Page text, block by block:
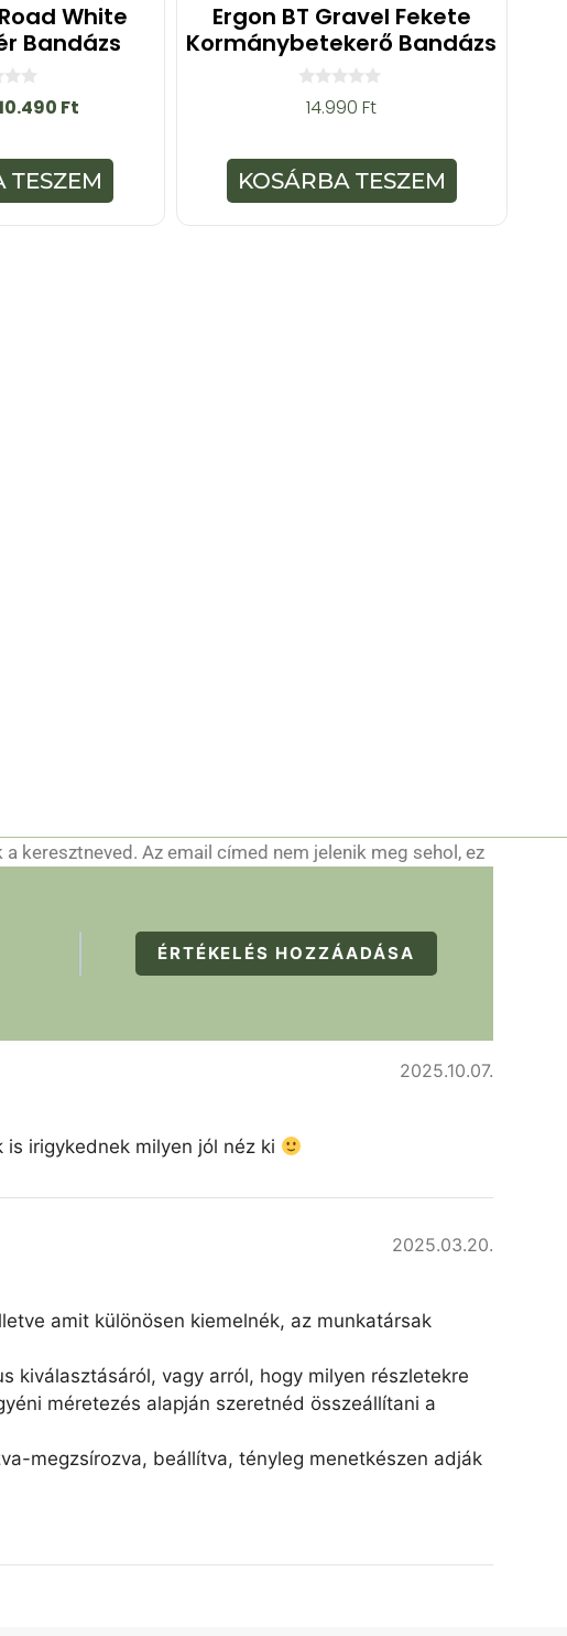
White
Bandázs
Ft
TESZEM
Ergon BT Gravel Fekete
Kormánybetekerő Bandázs
0
-
b
ő
l
14.990Ft
KOSÁRBA TESZEM
keresztneved. Az email címed nem jelenik meg sehol, ez
ÉRTÉKELÉS HOZZÁADÁSA
2025.10.07.
irigykednek milyen jól néz ki
2025.03.20.
amit különösen kiemelnék, az munkatársak
kiválasztásáról, vagy arról, hogy milyen részletekre
méretezés alapján szeretnéd összeállítani a
megzsírozva, beállítva, tényleg menetkészen adják